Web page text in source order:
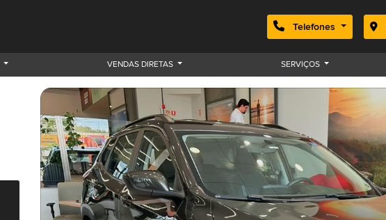
Telefones
VENDAS DIRETAS SERVIÇOS